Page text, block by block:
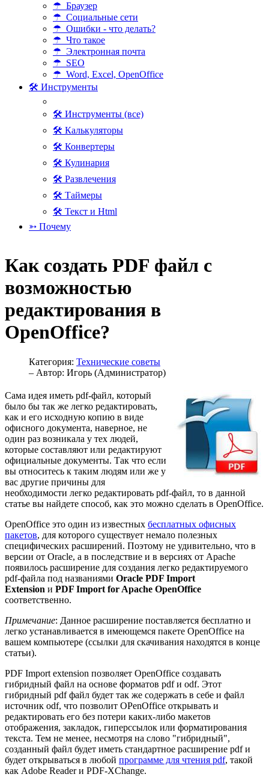
☂ Браузер
☂ Социальные сети
☂ Ошибки - что делать?
☂ Что такое
☂ Электронная почта
☂ SEO
☂ Word, Excel, OpenOffice
🛠 Инструменты
🛠 Инструменты (все)
🛠 Калькуляторы
🛠 Конвертеры
🛠 Кулинария
🛠 Развлечения
🛠 Таймеры
🛠 Текст и Html
➳ Почему
Как создать PDF файл с
возможностью
редактирования в
OpenOffice?
Категория: Технические советы
– Автор: Игорь (Администратор)
Сама идея иметь pdf-файл, который
было бы так же легко редактировать,
как и его исходную копию в виде
офисного документа, наверное, не
один раз возникала у тех людей,
которые составляют или редактируют
официальные документы. Так что если
вы относитесь к таким людям или же у
вас другие причины для
необходимости легко редактировать pdf-файл, то в данной
статье вы найдете способ, как это можно сделать в OpenOffice.
OpenOffice это один из известных бесплатных офисных
пакетов, для которого существует немало полезных
специфических расширений. Поэтому не удивительно, что в
версии от Oracle, а в последствие и в версиях от Apache
появилось расширение для создания легко редактируемого
pdf-файла под названиями Oracle PDF Import
Extension и PDF Import for Apache OpenOffice
соответственно.
Примечание: Данное расширение поставляется бесплатно и
легко устанавливается в имеющемся пакете OpenOffice на
вашем компьютере (ссылки для скачивания находятся в конце
статьи).
PDF Import extension позволяет OpenOffice создавать
гибридный файл на основе форматов pdf и odf. Этот
гибридный pdf файл будет так же содержать в себе и файл
источник odf, что позволит OPenOffice открывать и
редактировать его без потери каких-либо макетов
отображения, закладок, гиперссылок или форматирования
текста. Тем не менее, несмотря на слово "гибридный",
созданный файл будет иметь стандартное расширение pdf и
будет открываться в любой программе для чтения pdf, такой
как Adobe Reader и PDF-XChange.